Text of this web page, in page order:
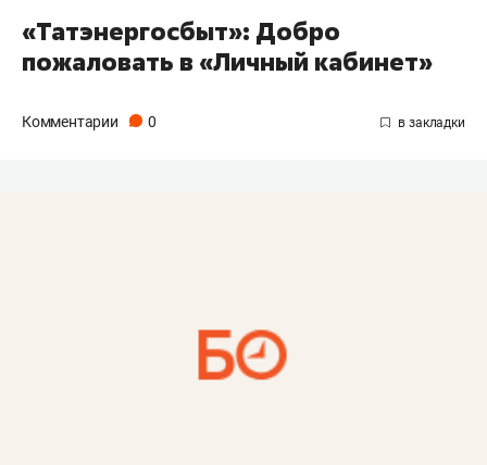
«Татэнергосбыт»: Добро
пожаловать в «Личный кабинет»
Комментарии 0